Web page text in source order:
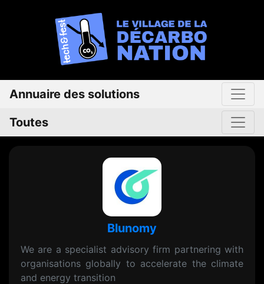
Annuaire des solutions
Toutes
Blunomy
We are a specialist advisory firm partnering with
organisations globally to accelerate the climate
and energy transition